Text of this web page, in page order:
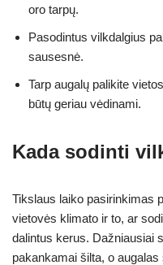
oro tarpų.
Pasodintus vilkdalgius
sausesnė.
Tarp augalų palikite
būtų geriau vėdinami.
Kada sodinti
Tikslaus laiko pasirinkimas
vietovės klimato ir to, ar
dalintus kerus. Dažniausiai
pakankamai šilta, o